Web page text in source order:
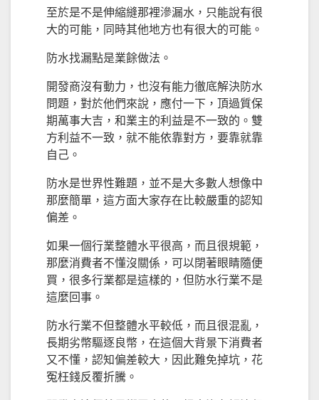
至於是不是伸縮縫那裡滲漏水，只能說有很
大的可能，同時其他地方也有很大的可能。
防水找漏點是業餘做法。
開發商沒有動力，也沒有能力徹底解決防水
問題，對於他們來說，應付一下，頂過質保
期萬事大吉，和業主的利益是不一致的。雙
方利益不一致，就不能依靠對方，要靠就靠
自己。
防水是世界性難題，並不是大多數人想像中
那麼簡單，這方面大家存在比較嚴重的認知
偏差。
如果一個行業整體水平很高，而且很規範，
那麼消費者不懂沒關係，可以閉著眼睛隨便
買，很多行業都是這樣的，但防水行業不是
這麼回事。
防水行業不但整體水平較低，而且很混亂，
長期劣幣驅逐良幣，在這個大背景下消費者
又不懂，認知偏差較大，因此難免掉坑，花
冤枉錢反覆折騰。